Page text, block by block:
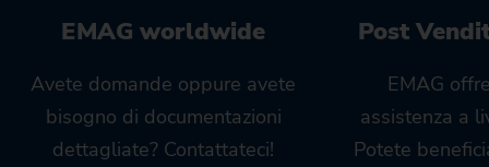
EMAG worldwide
Avete domande oppure avete
bisogno di documentazioni
dettagliate? Contattateci!
Post
EMAG
assistenza a
Potete